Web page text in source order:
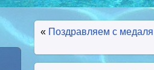
« Поздравляем с